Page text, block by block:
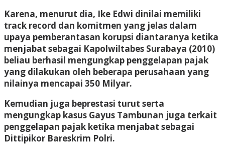
Karena, menurut dia, Ike Edwi dinilai memiliki
track record dan komitmen yang jelas dalam
upaya pemberantasan korupsi diantaranya ketika
menjabat sebagai Kapolwiltabes Surabaya (2010)
beliau berhasil mengungkap penggelapan pajak
yang dilakukan oleh beberapa perusahaan yang
nilainya mencapai 350 Milyar.
Kemudian juga beprestasi turut serta
mengungkap kasus Gayus Tambunan juga terkait
penggelapan pajak ketika menjabat sebagai
Dittipikor Bareskrim Polri.